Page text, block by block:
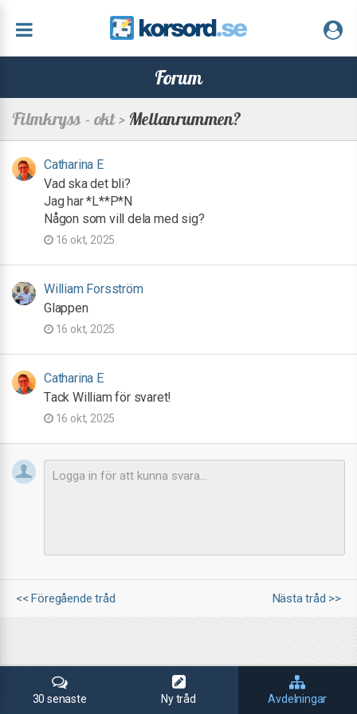
Forum
Filmkryss - okt >Mellanrummen?
Catharina E
Vad ska det bli?
Jag har *L**P*N
Någon som vill dela med sig?
16 okt, 2025
William Forsström
Glappen
16 okt, 2025
Catharina E
Tack William för svaret!
16 okt, 2025
<< Föregående tråd Nästa tråd >>
30 senaste Ny tråd Avdelningar